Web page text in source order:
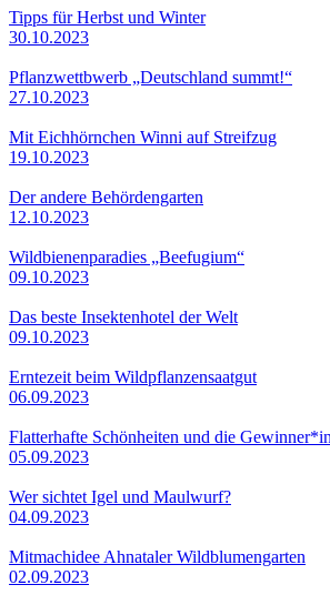
Tipps für Herbst und Winter
30.10.2023
Pflanzwettbwerb „Deutschland summt!“
27.10.2023
Mit Eichhörnchen Winni auf Streifzug
19.10.2023
Der andere Behördengarten
12.10.2023
Wildbienenparadies „Beefugium“
09.10.2023
Das beste Insektenhotel der Welt
09.10.2023
Erntezeit beim Wildpflanzensaatgut
06.09.2023
Flatterhafte Schönheiten und die
05.09.2023
Wer sichtet Igel und Maulwurf?
04.09.2023
Mitmachidee Ahnataler Wildblumengarten
02.09.2023